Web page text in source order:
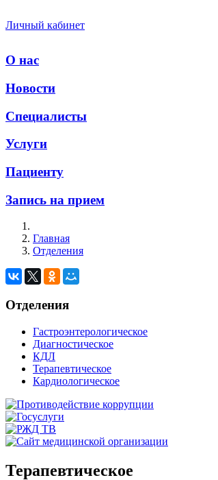
Личный кабинет
О нас
Новости
Специалисты
Услуги
Пациенту
Запись на прием
Главная
Отделения
Отделения
Гастроэнтерологическое
Диагностическое
КДЛ
Терапевтическое
Кардиологическое
Терапевтическое